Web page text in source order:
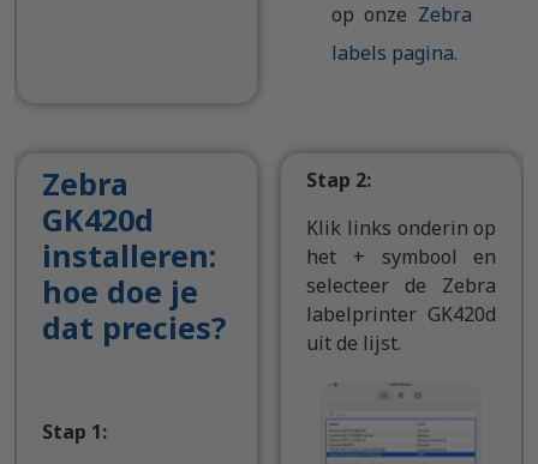
op onze Zebra
labels pagina.
Zebra
GK420d
installeren:
hoe doe je
dat precies?
Stap 1:
Stap 2:
Klik links onderin op
het + symbool en
selecteer de Zebra
labelprinter GK420d
uit de lijst.